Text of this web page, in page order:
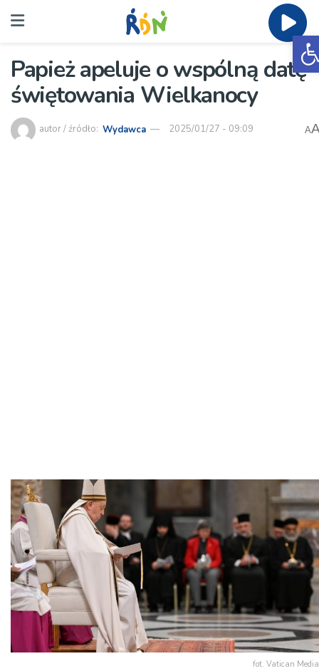
Papież apeluje o wspólną datę
świętowania Wielkanocy
autor / źródło: Wydawca 2025/01/27 - 09:09 A
fot. Vatican Media